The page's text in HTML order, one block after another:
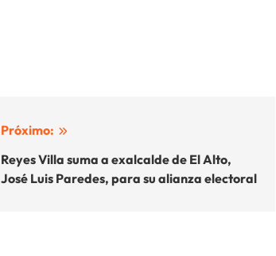
Próximo:
Reyes Villa suma a exalcalde de El Alto,
José Luis Paredes, para su alianza electoral